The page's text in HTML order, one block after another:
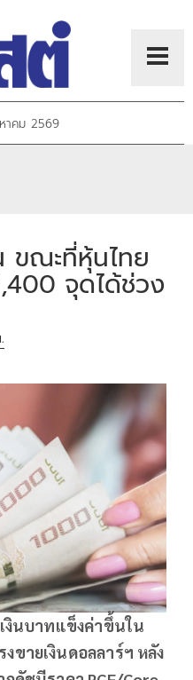
าคม 2569
ขณะที่หุ้นไทย
จุดได้ช่วง
งินบาทแข็งค่าขึ้นใน
ขายเงินดอลลาร์ฯ หลัง